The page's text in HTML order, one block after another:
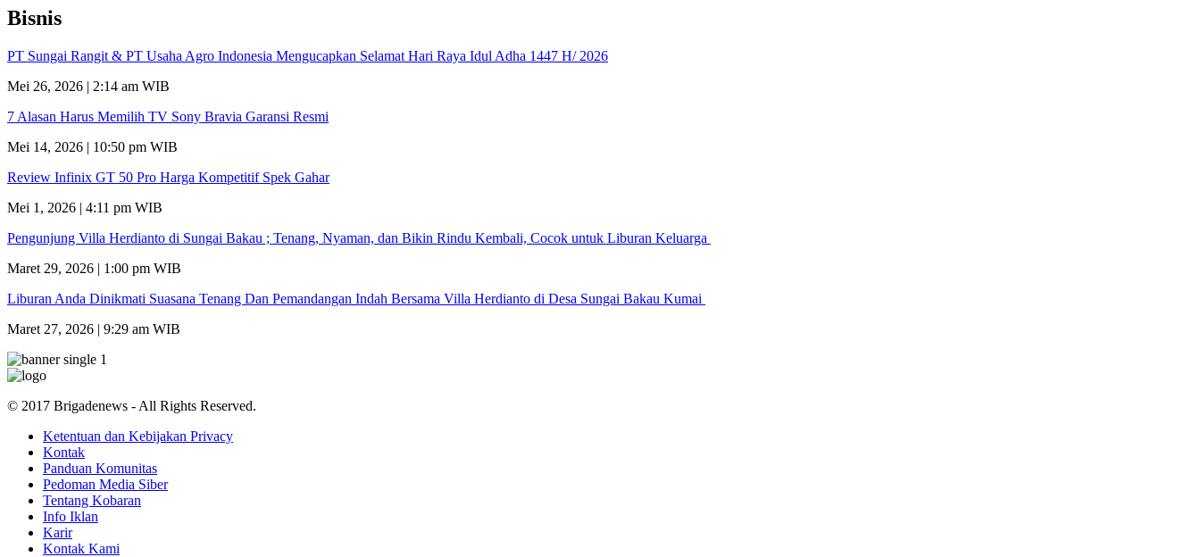
Bisnis
PT Sungai Rangit & PT Usaha Agro Indonesia Mengucapkan Selamat Hari Raya Idul Adha 1447 H/ 2026
Mei 26, 2026 | 2:14 am WIB
7 Alasan Harus Memilih TV Sony Bravia Garansi Resmi
Mei 14, 2026 | 10:50 pm WIB
Review Infinix GT 50 Pro Harga Kompetitif Spek Gahar
Mei 1, 2026 | 4:11 pm WIB
Pengunjung Villa Herdianto di Sungai Bakau ; Tenang, Nyaman, dan Bikin Rindu Kembali, Cocok untuk Liburan Keluarga
Maret 29, 2026 | 1:00 pm WIB
Liburan Anda Dinikmati Suasana Tenang Dan Pemandangan Indah Bersama Villa Herdianto di Desa Sungai Bakau Kumai
Maret 27, 2026 | 9:29 am WIB
© 2017 Brigadenews - All Rights Reserved.
Ketentuan dan Kebijakan Privacy
Kontak
Panduan Komunitas
Pedoman Media Siber
Tentang Kobaran
Info Iklan
Karir
Kontak Kami